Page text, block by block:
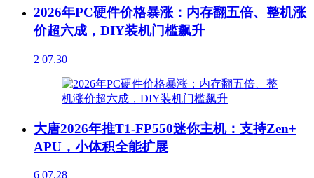
2026年PC硬件价格暴涨：内存翻五倍、整机涨
价超六成，DIY装机门槛飙升
2 07.30
大唐2026年推T1-FP550迷你主机：支持Zen+
APU，小体积全能扩展
6 07.28